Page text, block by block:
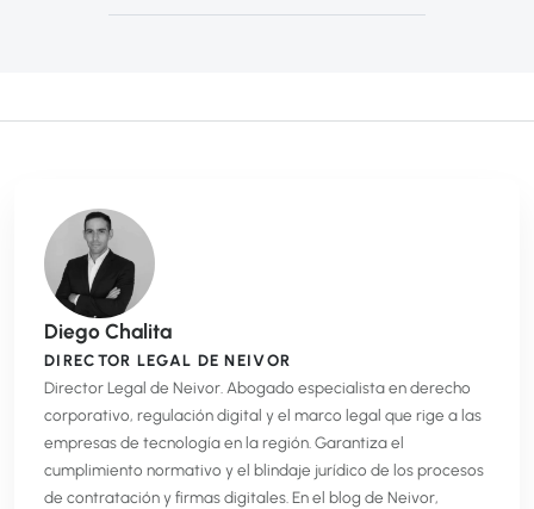
Diego Chalita
DIRECTOR LEGAL DE NEIVOR
Director Legal de Neivor. Abogado especialista en derecho
corporativo, regulación digital y el marco legal que rige a las
empresas de tecnología en la región. Garantiza el
cumplimiento normativo y el blindaje jurídico de los procesos
de contratación y firmas digitales. En el blog de Neivor,